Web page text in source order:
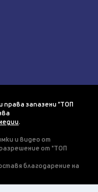
права запазени "ТОП
.
и видео от
от "ТОП
благодарение на